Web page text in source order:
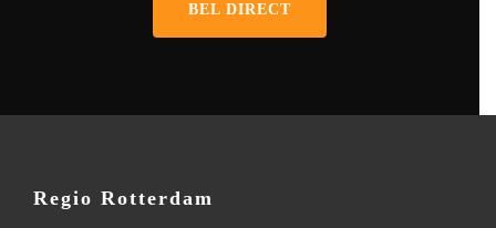
BEL DIRECT
Regio Rotterdam